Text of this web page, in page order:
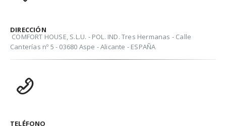
DIRECCIÓN
COMFORT HOUSE, S.L.U. - POL. IND. Tres Hermanas - Calle
Canterías nº 5 - 03680 Aspe - Alicante - ESPAÑA
TELÉFONO